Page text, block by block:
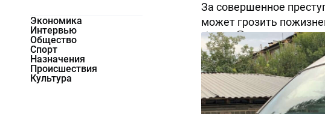
Экономика
Интервью
Общество
Спорт
Назначения
Происшествия
Культура
За совершенное
может грозить
15496